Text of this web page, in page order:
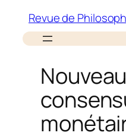
contenu
Revue de
Nouveau